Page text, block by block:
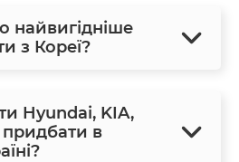
найвигідніше
з Кореї?
Hyundai, KIA,
в